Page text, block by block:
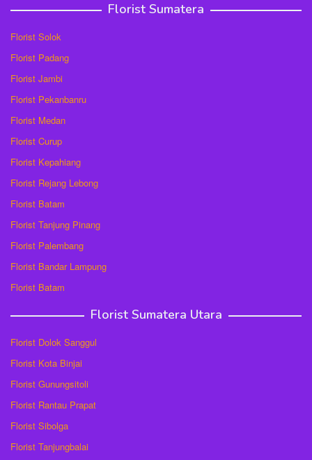
Florist Sumatera
Florist Solok
Florist Padang
Florist Jambi
Florist Pekanbanru
Florist Medan
Florist Curup
Florist Kepahiang
Florist Rejang Lebong
Florist Batam
Florist Tanjung Pinang
Florist Palembang
Florist Bandar Lampung
Florist Batam
Florist Sumatera Utara
Florist Dolok Sanggul
Florist Kota Binjai
Florist Gunungsitoli
Florist Rantau Prapat
Florist Sibolga
Florist Tanjungbalai